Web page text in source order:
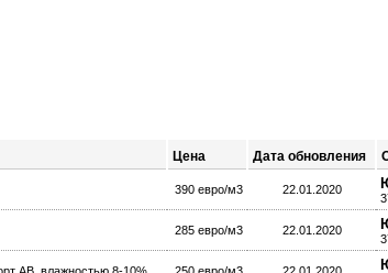
Цена Дата обновления
390 евро/м3 22.01.2020
285 евро/м3 22.01.2020
АВ, влажностью 8-10% 250 евро/м3 22.01.2020